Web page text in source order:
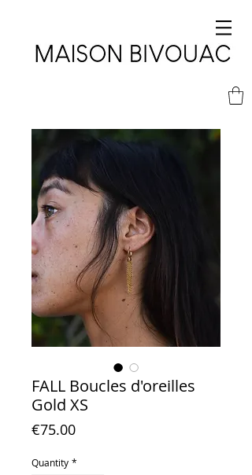
FALL Boucles d'oreilles
Gold XS
€75.00Price
Quantity *